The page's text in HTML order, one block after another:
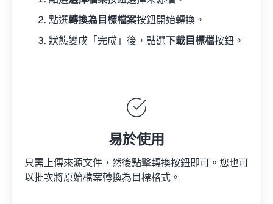
點選轉換為目標檔案按鈕開始轉換。
狀態變成「完成」後，點選 下載目標檔按鈕。
易於使用
只需上傳來源文件，然後點擊轉換按鈕即可。您也可
以批次將原始檔案轉換為目標格式。